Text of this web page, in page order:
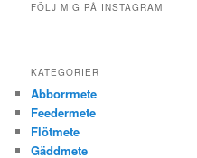
FÖLJ MIG PÅ INSTAGRAM
KATEGORIER
Abborrmete
Feedermete
Flötmete
Gäddmete